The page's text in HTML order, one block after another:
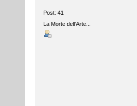
Post: 41
La Morte dell'Arte...